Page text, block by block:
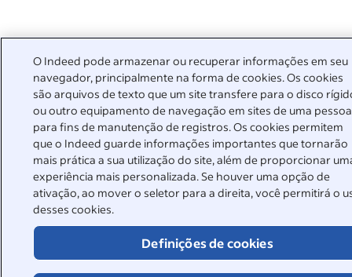
O Indeed pode armazenar ou recuperar informações em seu
navegador, principalmente na forma de cookies. Os cookies
são arquivos de texto que um site transfere para o disco
ou outro equipamento de navegação em sites de uma pessoa
para fins de manutenção de registros. Os cookies permitem
que o Indeed guarde informações importantes que tornarão
mais prática a sua utilização do site, além de proporcionar
experiência mais personalizada. Se houver uma opção de
ativação, ao mover o seletor para a direita, você permitirá o
desses cookies.
Definições de cookies